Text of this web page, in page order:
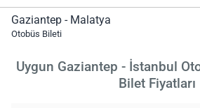
Gaziantep - Malatya
Otobüs Bileti
Uygun Gaziantep - İstanbul
Bilet Fiyatları